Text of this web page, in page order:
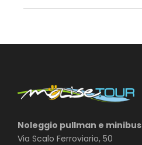
Noleggio pullman e minibus
Via Scalo Ferroviario, 50